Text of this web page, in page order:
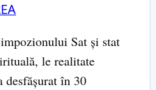
Sat și stat
le realitate
desfășurat în 30